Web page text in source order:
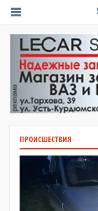
ПРОИСШЕСТВИЯ